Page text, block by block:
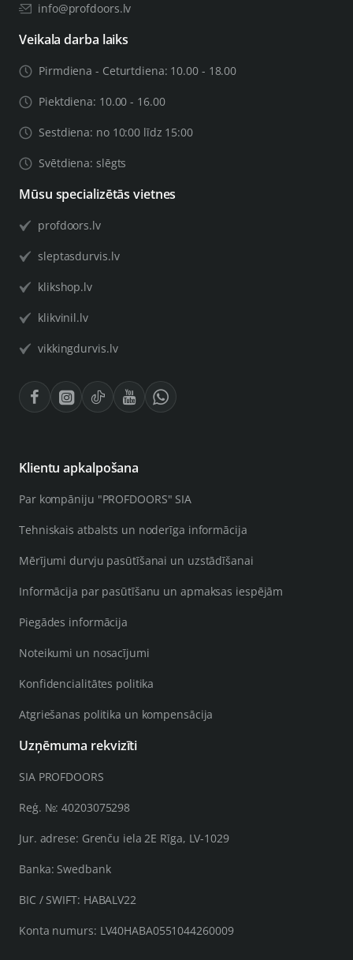
info@profdoors.lv
Veikala darba laiks
Pirmdiena - Ceturtdiena: 10.00 - 18.00
Piektdiena: 10.00 - 16.00
Sestdiena: no 10:00 līdz 15:00
Svētdiena: slēgts
Mūsu specializētās vietnes
profdoors.lv
sleptasdurvis.lv
klikshop.lv
klikvinil.lv
vikkingdurvis.lv
Klientu apkalpošana
Par kompāniju "PROFDOORS" SIA
Tehniskais atbalsts un noderīga informācija
Mērījumi durvju pasūtīšanai un uzstādīšanai
Informācija par pasūtīšanu un apmaksas iespējām
Piegādes informācija
Noteikumi un nosacījumi
Konfidencialitātes politika
Atgriešanas politika un kompensācija
Uzņēmuma rekvizīti
SIA PROFDOORS
Reģ. №: 40203075298
Jur. adrese: Grenču iela 2E Rīga, LV-1029
Banka: Swedbank
BIC / SWIFT: HABALV22
Konta numurs: LV40HABA0551044260009